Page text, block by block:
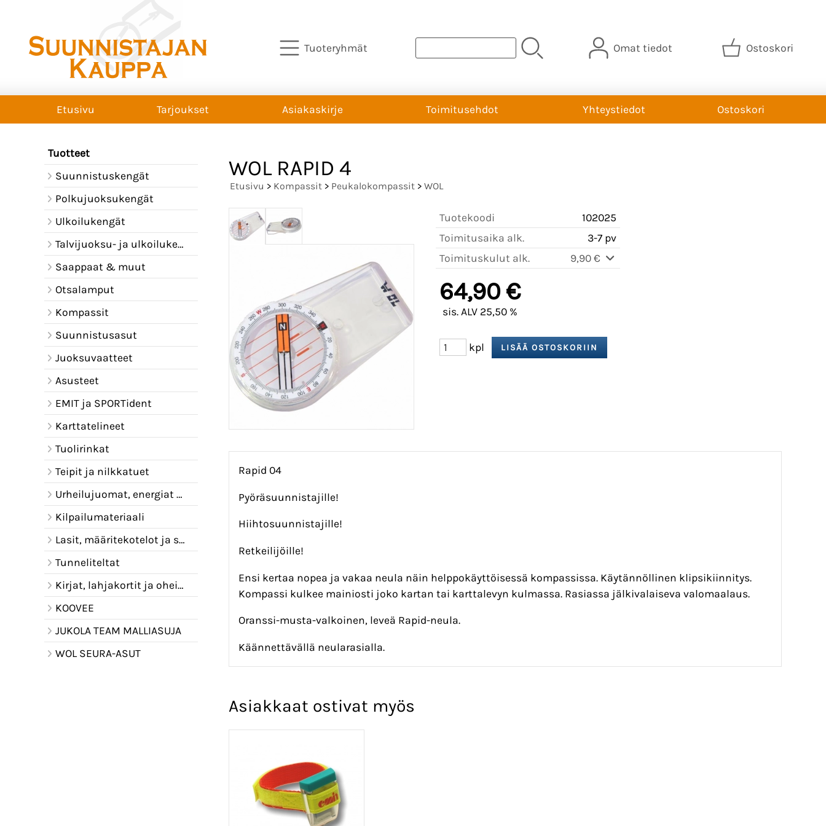
Tuoteryhmät Omat tiedot Ostoskori
Etusivu Tarjoukset Asiakaskirje Toimitusehdot Yhteystiedot Ostoskori
Tuotteet
Suunnistuskengät
Polkujuoksukengät
Ulkoilukengät
Talvijuoksu- ja ulkoilukengät
Saappaat & muut
Otsalamput
Kompassit
Suunnistusasut
Juoksuvaatteet
Asusteet
EMIT ja SPORTident
Karttatelineet
Tuolirinkat
Teipit ja nilkkatuet
Urheilujuomat, energiat ja juomavyöt
Kilpailumateriaali
Lasit, määritekotelot ja sadelipat
Tunneliteltat
Kirjat, lahjakortit ja oheistuotteet
KOOVEE
JUKOLA TEAM MALLIASUJA
WOL SEURA-ASUT
WOL RAPID 4
Etusivu > Kompassit > Peukalokompassit > WOL
Tuotekoodi
102025
Toimitusaika alk.
3-7 pv
Toimituskulut alk.
9,90 €
64,90 €
sis. ALV 25,50 %
kpl
Rapid 04
Pyöräsuunnistajille!
Hiihtosuunnistajille!
Retkeilijöille!
Ensi kertaa nopea ja vakaa neula näin helppokäyttöisessä kompassissa. Käytännöllinen klipsikiinnitys.
Kompassi kulkee mainiosti joko kartan tai karttalevyn kulmassa. Rasiassa jälkivalaiseva valomaalaus.
Oranssi-musta-valkoinen, leveä Rapid-neula.
Käännettävällä neularasialla.
Asiakkaat ostivat myös